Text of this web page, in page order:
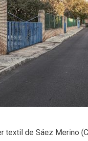
de Sáez Merino